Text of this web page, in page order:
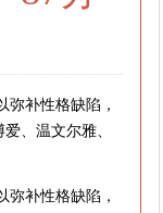
弥补性格缺陷，
、温文尔雅、
弥补性格缺陷，